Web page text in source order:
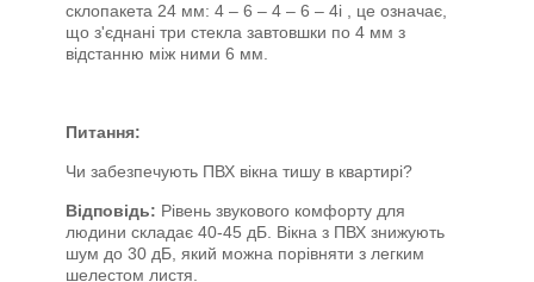
склопакета 24 мм: 4 – 6 – 4 – 6 – 4i , це означає,
що з'єднані три стекла завтовшки по 4 мм з
відстанню між ними 6 мм.
Питання:
Чи забезпечують ПВХ вікна тишу в квартирі?
Відповідь: Рівень звукового комфорту для
людини складає 40-45 дБ. Вікна з ПВХ знижують
шум до 30 дБ, який можна порівняти з легким
шелестом листя.